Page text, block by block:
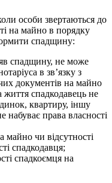
особи звертаються до
на майно в порядку
спадщину:
спадщину, не може
в зв’язку з
документів на майно
спадкодавець не
квартиру, іншу
набуває права власності
майно чи відсутності
спадкодавця;
спадкоємця на